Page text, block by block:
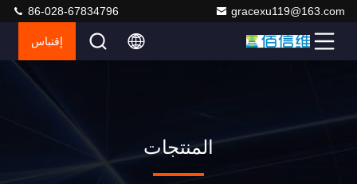
gracexu119@163.com
86-028-67834796
إقتباس
المنتجات